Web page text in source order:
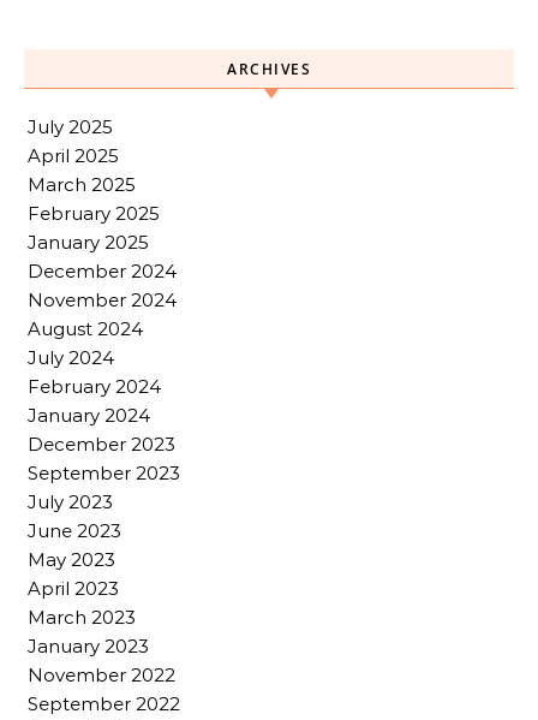
ARCHIVES
July 2025
April 2025
March 2025
February 2025
January 2025
December 2024
November 2024
August 2024
July 2024
February 2024
January 2024
December 2023
September 2023
July 2023
June 2023
May 2023
April 2023
March 2023
January 2023
November 2022
September 2022